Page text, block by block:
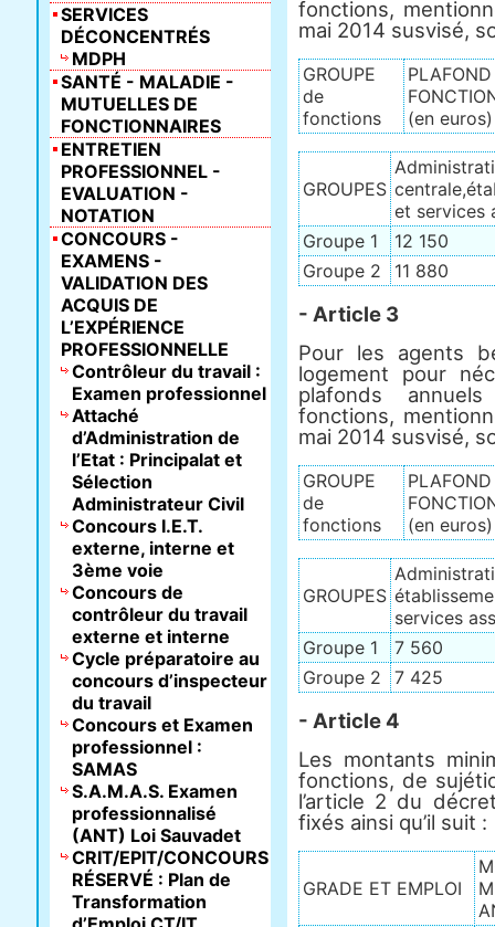
fonctions,
mai 2014 susvisé,
GROUPE
de
fonctions
(en euros)
GROUPES
et services
Groupe 1
12 150
Groupe 2
11 880
- Article 3
Pour les agents
logement pour
plafonds
fonctions,
mai 2014 susvisé,
GROUPE
de
fonctions
(en euros)
GROUPES
services
Groupe 1
7 560
Groupe 2
7 425
- Article 4
Les montants
fonctions, de
l’article 2 du
fixés ainsi qu’il suit :
GRADE ET EMPLOI
SERVICES
DÉCONCENTRÉS
MDPH
SANTÉ - MALADIE -
MUTUELLES DE
FONCTIONNAIRES
ENTRETIEN
PROFESSIONNEL -
EVALUATION -
NOTATION
CONCOURS -
EXAMENS -
VALIDATION DES
ACQUIS DE
L’EXPÉRIENCE
PROFESSIONNELLE
Contrôleur du travail :
Examen professionnel
Attaché
d’Administration de
l’Etat : Principalat et
Sélection
Administrateur Civil
Concours I.E.T.
externe, interne et
3ème voie
Concours de
contrôleur du travail
externe et interne
Cycle préparatoire au
concours d’inspecteur
du travail
Concours et Examen
professionnel :
SAMAS
S.A.M.A.S. Examen
professionnalisé
(ANT) Loi Sauvadet
CRIT/EPIT/CONCOURS
RÉSERVÉ : Plan de
Transformation